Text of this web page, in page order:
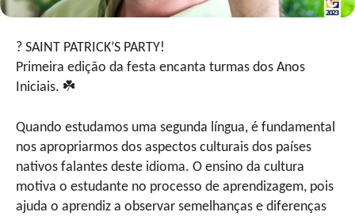
? SAINT PATRICK’S PARTY!
Primeira edição da festa encanta turmas dos Anos
Iniciais. ☘️
Quando estudamos uma segunda língua, é fundamental
nos apropriarmos dos aspectos culturais dos países
nativos falantes deste idioma. O ensino da cultura
motiva o estudante no processo de aprendizagem, pois
ajuda o aprendiz a observar semelhanças e diferenças